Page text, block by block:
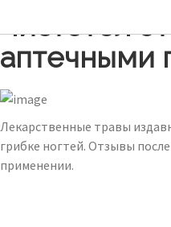
Чистотел
аптечными
Лекарственные травы
грибке ногтей. Отзывы
применении.